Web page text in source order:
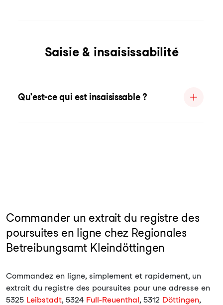
Saisie & insaisissabilité
Qu'est-ce qui est insaisissable ?
Commander un extrait du registre des
poursuites en ligne chez Regionales
Betreibungsamt Kleindöttingen
Commandez en ligne, simplement et rapidement, un
extrait du registre des poursuites pour une adresse en
5325 Leibstadt, 5324 Full-Reuenthal, 5312 Döttingen,